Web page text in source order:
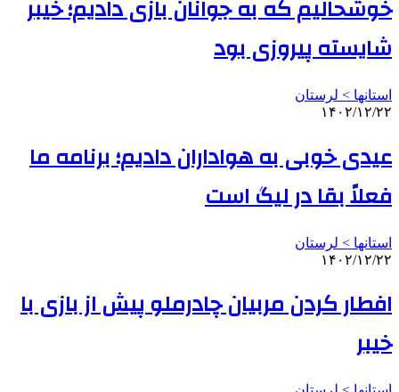
خوشحالیم که به جوانان بازی دادیم؛ خیبر
شایسته پیروزی بود
استانها > لرستان
۱۴۰۲/۱۲/۲۲
عیدی خوبی به هواداران دادیم؛ برنامه ما
فعلاً بقا در لیگ است
استانها > لرستان
۱۴۰۲/۱۲/۲۲
افطار کردن مربیان چادرملو پیش از بازی با
خیبر